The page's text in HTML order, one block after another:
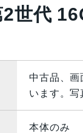
世代
中古品、画
います。写
本体のみ